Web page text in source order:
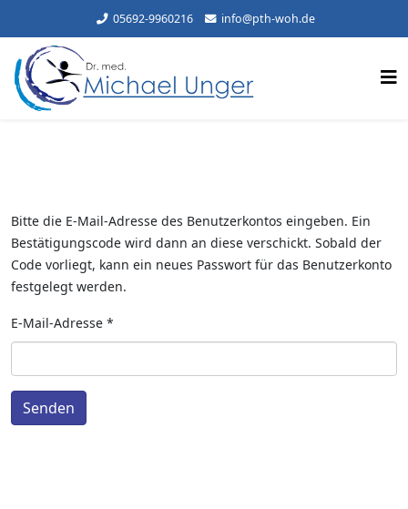
05692-9960216 info@pth-woh.de
Bitte die E-Mail-Adresse des Benutzerkontos eingeben. Ein
Bestätigungscode wird dann an diese verschickt. Sobald der
Code vorliegt, kann ein neues Passwort für das Benutzerkonto
festgelegt werden.
E-Mail-Adresse *
Senden